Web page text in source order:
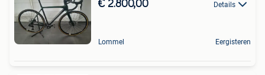
€ 2.800,00 Details
Lommel Eergisteren